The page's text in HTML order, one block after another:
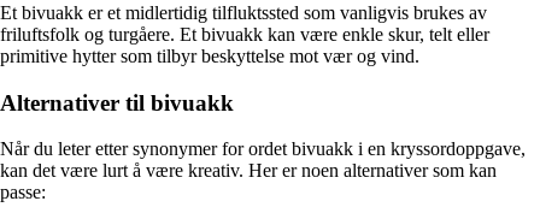
Et bivuakk er et midlertidig tilfluktssted som vanligvis brukes av
friluftsfolk og turgåere. Et bivuakk kan være enkle skur, telt eller
primitive hytter som tilbyr beskyttelse mot vær og vind.
Alternativer til bivuakk
Når du leter etter synonymer for ordet bivuakk i en kryssordoppgave,
kan det være lurt å være kreativ. Her er noen alternativer som kan
passe: